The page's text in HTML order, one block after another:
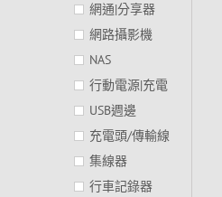
網通|分享器
網路攝影機
NAS
行動電源|充電
USB週邊
充電頭/傳輸線
集線器
行車記錄器